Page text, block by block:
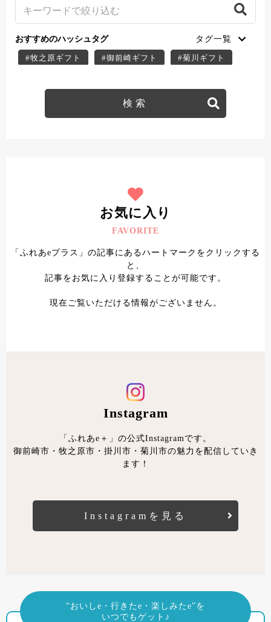
おすすめのハッシュタグ
#牧之原ギフト #御前崎ギフト #菊川ギフト
#牧之原デザート #掛川デザート
#掛川ランチ
#牧之原テイクアウト #牧之原子連れ
#牧之原ランチ
#御前崎ランチ
お気に入り
FAVORITE
「ふれあeプラス」の記事にあるハートマークをクリックする
と、
記事をお気に入り登録することが可能です。
現在ご覧いただける情報がございません。
Instagram
「ふれあe＋」の公式Instagramです。
御前崎市・牧之原市・掛川市・菊川市の魅力を配信していき
ます！
Instagramを見る
“おいしe・行きたe・楽しみたe”を
いつでもゲット♪